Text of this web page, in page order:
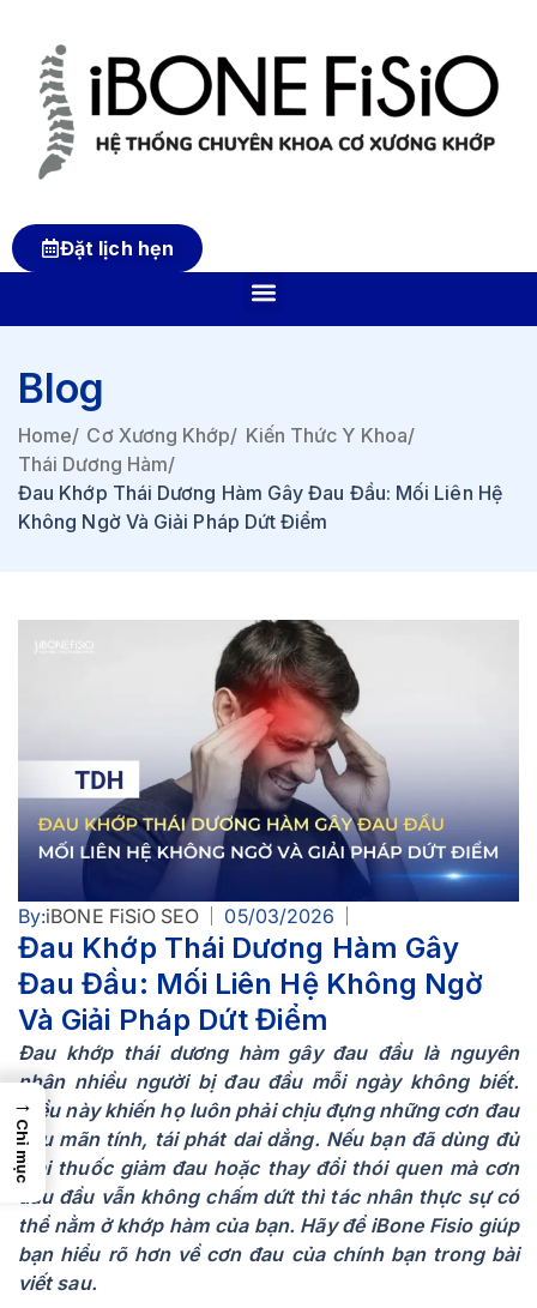
Đặt lịch hẹn
Blog
Home/ Cơ Xương Khớp/ Kiến Thức Y Khoa/
Thái Dương Hàm/
Đau Khớp Thái Dương Hàm Gây Đau Đầu: Mối Liên Hệ
Không Ngờ Và Giải Pháp Dứt Điểm
By:iBONE FiSiO SEO 05/03/2026
Đau Khớp Thái Dương Hàm Gây
Đau Đầu: Mối Liên Hệ Không Ngờ
Và Giải Pháp Dứt Điểm
Đau khớp thái dương hàm gây đau đầu là nguyên
nhân nhiều người bị đau đầu mỗi ngày không biết.
Điều này khiến họ luôn phải chịu đựng những cơn đau
đầu mãn tính, tái phát dai dẳng. Nếu bạn đã dùng đủ
loại thuốc giảm đau hoặc thay đổi thói quen mà cơn
đau đầu vẫn không chấm dứt thì tác nhân thực sự có
thể nằm ở khớp hàm của bạn. Hãy để iBone Fisio giúp
bạn hiểu rõ hơn về cơn đau của chính bạn trong bài
viết sau.
→
Chỉ mục